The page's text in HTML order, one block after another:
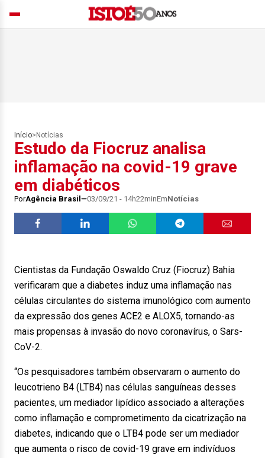
Início> Notícias
Estudo da Fiocruz analisa
inflamação na covid-19 grave
em diabéticos
PorAgência Brasil 03/09/21 - 14h22minEmNotícias
Cientistas da Fundação Oswaldo Cruz (Fiocruz) Bahia
verificaram que a diabetes induz uma inflamação nas
células circulantes do sistema imunológico com aumento
da expressão dos genes ACE2 e ALOX5, tornando-as
mais propensas à invasão do novo coronavírus, o Sars-
CoV-2.
“Os pesquisadores também observaram o aumento do
leucotrieno B4 (LTB4) nas células sanguíneas desses
pacientes, um mediador lipídico associado a alterações
como inflamação e comprometimento da cicatrização na
diabetes, indicando que o LTB4 pode ser um mediador
que aumenta o risco de covid-19 grave em indivíduos